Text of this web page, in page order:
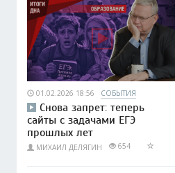
01.02.2026 18:56 СОБЫТИЯ
Снова запрет: теперь
сайты с задачами ЕГЭ
прошлых лет
МИХАИЛ ДЕЛЯГИН 654